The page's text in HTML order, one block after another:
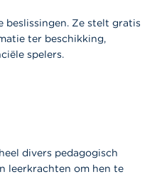
Ze stelt gratis
ter beschikking,
spelers.
divers pedagogisch
leerkrachten om hen te